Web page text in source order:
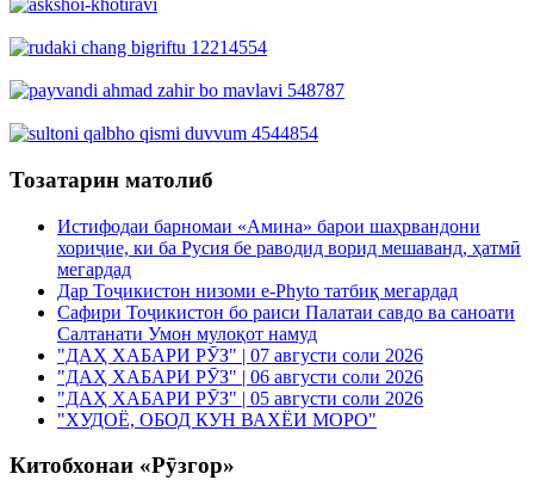
Тозатарин матолиб
Истифодаи барномаи «Амина» барои шаҳрвандони
хориҷие, ки ба Русия бе раводид ворид мешаванд, ҳатмӣ
мегардад
Дар Тоҷикистон низоми e-Phyto татбиқ мегардад
Сафири Тоҷикистон бо раиси Палатаи савдо ва саноати
Салтанати Умон мулоқот намуд
"ДАҲ ХАБАРИ РӮЗ" | 07 августи соли 2026
"ДАҲ ХАБАРИ РӮЗ" | 06 августи соли 2026
"ДАҲ ХАБАРИ РӮЗ" | 05 августи соли 2026
"ХУДОЁ, ОБОД КУН ВАХЁИ МОРО"
Китобхонаи «Рӯзгор»